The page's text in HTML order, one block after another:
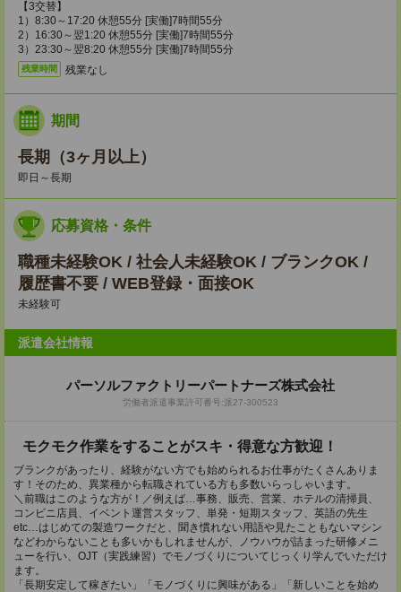
【3交替】
1）8:30～17:20 休憩55分 [実働]7時間55分
2）16:30～翌1:20 休憩55分 [実働]7時間55分
3）23:30～翌8:20 休憩55分 [実働]7時間55分
残業時間 残業なし
期間
長期（3ヶ月以上）
即日～長期
応募資格・条件
職種未経験OK / 社会人未経験OK / ブランクOK /
履歴書不要 / WEB登録・面接OK
未経験可
派遣会社情報
パーソルファクトリーパートナーズ株式会社
労働者派遣事業許可番号:派27-300523
モクモク作業をすることがスキ・得意な方歓迎！
ブランクがあったり、経験がない方でも始められるお仕事がたくさんありま
す！そのため、異業種から転職されている方も多数いらっしゃいます。
＼前職はこのような方が！／例えば…事務、販売、営業、ホテルの清掃員、
コンビニ店員、イベント運営スタッフ、単発・短期スタッフ、英語の先生
etc…はじめての製造ワークだと、聞き慣れない用語や見たこともないマシン
などわからないことも多いかもしれませんが、ノウハウが詰まった研修メニ
ューを行い、OJT（実践練習）でモノづくりについてじっくり学んでいただけ
ます。
「長期安定して稼ぎたい」「モノづくりに興味がある」「新しいことを始め